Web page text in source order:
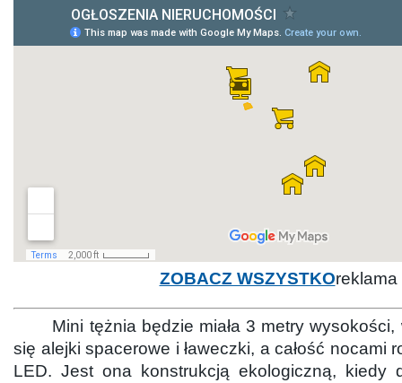
ZOBACZ WSZYSTKOreklama
Mini tężnia będzie miała 3 metry wysokości,
się alejki spacerowe i ławeczki, a całość nocami
LED. Jest ona konstrukcją ekologiczną, kiedy